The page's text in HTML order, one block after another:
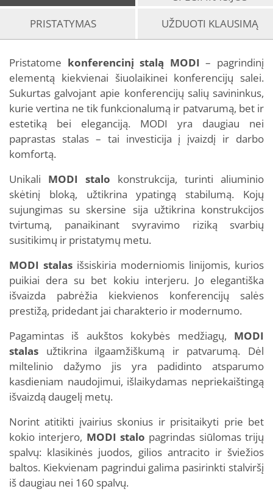
PRISTATYMAS
UŽDUOTI KLAUSIMĄ
Pristatome konferencinį stalą MODI – pagrindinį
elementą kiekvienai šiuolaikinei konferencijų salei.
Sukurtas galvojant apie konferencijų salių savininkus,
kurie vertina ne tik funkcionalumą ir patvarumą, bet ir
estetiką bei eleganciją. MODI yra daugiau nei
paprastas stalas – tai investicija į įvaizdį ir darbo
komfortą.
Unikali MODI stalo konstrukcija, turinti aliuminio
skėtinį bloką, užtikrina ypatingą stabilumą. Kojų
sujungimas su skersine sija užtikrina konstrukcijos
tvirtumą, panaikinant svyravimo riziką svarbių
susitikimų ir pristatymų metu.
MODI stalas išsiskiria moderniomis linijomis, kurios
puikiai dera su bet kokiu interjeru. Jo elegantiška
išvaizda pabrėžia kiekvienos konferencijų salės
prestižą, pridedant jai charakterio ir modernumo.
Pagamintas iš aukštos kokybės medžiagų, MODI
stalas užtikrina ilgaamžiškumą ir patvarumą. Dėl
miltelinio dažymo jis yra padidinto atsparumo
kasdieniam naudojimui, išlaikydamas nepriekaištingą
išvaizdą daugelį metų.
Norint atitikti įvairius skonius ir prisitaikyti prie bet
kokio interjero, MODI stalo pagrindas siūlomas trijų
spalvų: klasikinės juodos, gilios antracito ir šviežios
baltos. Kiekvienam pagrindui galima pasirinkti stalviršį
iš daugiau nei 160 spalvų.